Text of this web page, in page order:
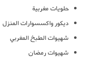
حلويات مغربية
ديكور واكسسوارات المنزل
شهيوات الطبخ المغربي
شهيوات رمضان